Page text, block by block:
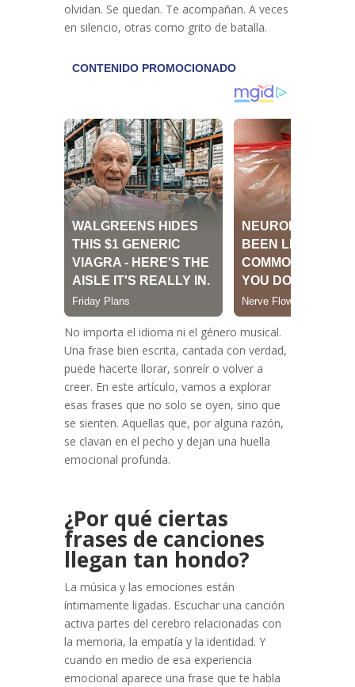
olvidan. Se quedan. Te acompañan. A veces
en silencio, otras como grito de batalla.
No importa el idioma ni el género musical.
Una frase bien escrita, cantada con verdad,
puede hacerte llorar, sonreír o volver a
creer. En este artículo, vamos a explorar
esas frases que no solo se oyen, sino que
se sienten. Aquellas que, por alguna razón,
se clavan en el pecho y dejan una huella
emocional profunda.
¿Por qué ciertas
frases de canciones
llegan tan hondo?
La música y las emociones están
íntimamente ligadas. Escuchar una canción
activa partes del cerebro relacionadas con
la memoria, la empatía y la identidad. Y
cuando en medio de esa experiencia
emocional aparece una frase que te habla